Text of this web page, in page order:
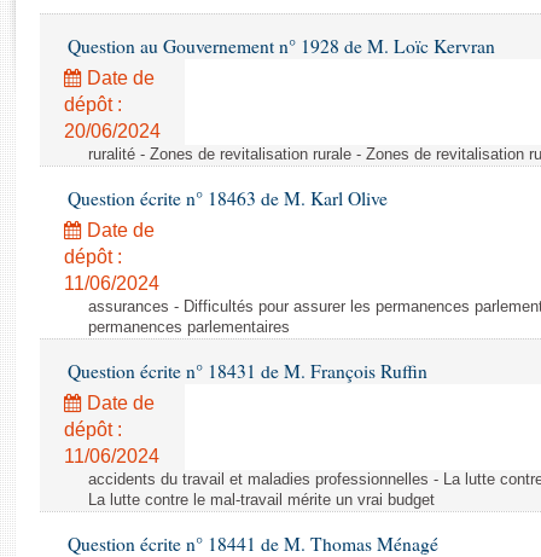
Baromètre de l’application des lois
Dossiers législatifs
Budget et sécurité sociale
Questions écrites et orales
Comptes rendus des débats
Question au Gouvernement n° 1928 de M. Loïc Kervran
Date de
dépôt :
20/06/2024
ruralité - Zones de revitalisation rurale - Zones de revitalisation
Question écrite n° 18463 de M. Karl Olive
Date de
dépôt :
11/06/2024
assurances - Difficultés pour assurer les permanences
permanences parlementaires
Question écrite n° 18431 de M. François Ruffin
Date de
dépôt :
11/06/2024
accidents du travail et maladies professionnelles - La lutte
La lutte contre le mal-travail mérite un vrai budget
Question écrite n° 18441 de M. Thomas Ménagé